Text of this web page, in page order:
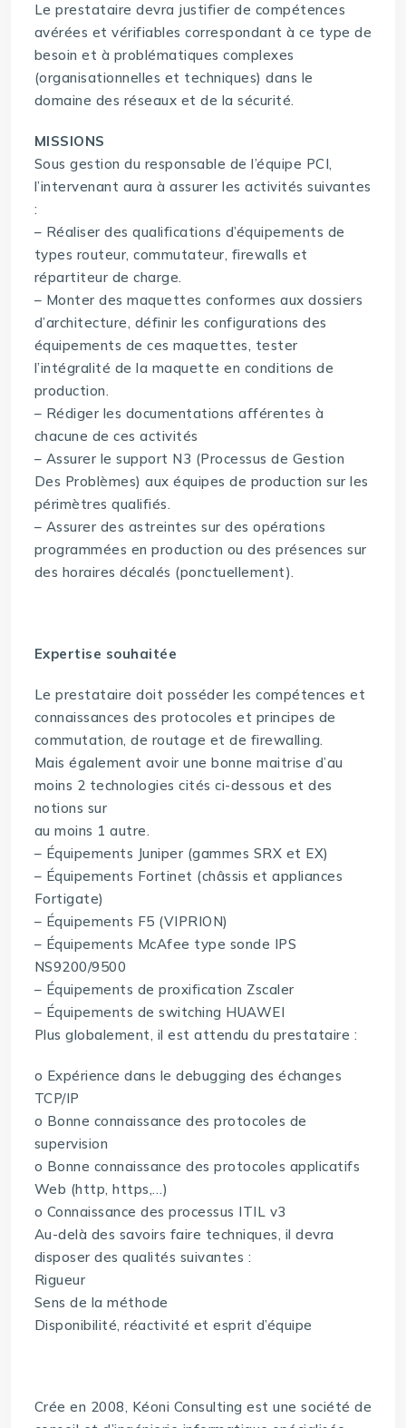
Le prestataire devra justifier de compétences
avérées et vérifiables correspondant à ce type de
besoin et à problématiques complexes
(organisationnelles et techniques) dans le
domaine des réseaux et de la sécurité.
MISSIONS
Sous gestion du responsable de l’équipe PCI,
l’intervenant aura à assurer les activités suivantes
:
– Réaliser des qualifications d’équipements de
types routeur, commutateur, firewalls et
répartiteur de charge.
– Monter des maquettes conformes aux dossiers
d’architecture, définir les configurations des
équipements de ces maquettes, tester
l’intégralité de la maquette en conditions de
production.
– Rédiger les documentations afférentes à
chacune de ces activités
– Assurer le support N3 (Processus de Gestion
Des Problèmes) aux équipes de production sur les
périmètres qualifiés.
– Assurer des astreintes sur des opérations
programmées en production ou des présences sur
des horaires décalés (ponctuellement).
Expertise souhaitée
Le prestataire doit posséder les compétences et
connaissances des protocoles et principes de
commutation, de routage et de firewalling.
Mais également avoir une bonne maitrise d’au
moins 2 technologies cités ci-dessous et des
notions sur
au moins 1 autre.
– Équipements Juniper (gammes SRX et EX)
– Équipements Fortinet (châssis et appliances
Fortigate)
– Équipements F5 (VIPRION)
– Équipements McAfee type sonde IPS
NS9200/9500
– Équipements de proxification Zscaler
– Équipements de switching HUAWEI
Plus globalement, il est attendu du prestataire :
o Expérience dans le debugging des échanges
TCP/IP
o Bonne connaissance des protocoles de
supervision
o Bonne connaissance des protocoles applicatifs
Web (http, https,…)
o Connaissance des processus ITIL v3
Au-delà des savoirs faire techniques, il devra
disposer des qualités suivantes :
Rigueur
Sens de la méthode
Disponibilité, réactivité et esprit d’équipe
Crée en 2008, Kéoni Consulting est une société de